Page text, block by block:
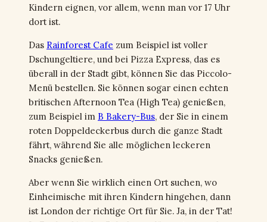
Kindern eignen, vor allem, wenn man vor 17 Uhr
dort ist.
Das Rainforest Cafe zum Beispiel ist voller
Dschungeltiere, und bei Pizza Express, das es
überall in der Stadt gibt, können Sie das Piccolo-
Menü bestellen. Sie können sogar einen echten
britischen Afternoon Tea (High Tea) genießen,
zum Beispiel im B Bakery-Bus, der Sie in einem
roten Doppeldeckerbus durch die ganze Stadt
fährt, während Sie alle möglichen leckeren
Snacks genießen.
Aber wenn Sie wirklich einen Ort suchen, wo
Einheimische mit ihren Kindern hingehen, dann
ist London der richtige Ort für Sie. Ja, in der Tat!